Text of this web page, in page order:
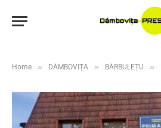
Home » DÂMBOVIȚA » BĂRBULEȚU »